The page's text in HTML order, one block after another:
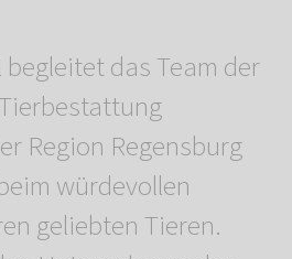
das Team der
Tierbestattung
Region Regensburg
würdevollen
geliebten Tieren.